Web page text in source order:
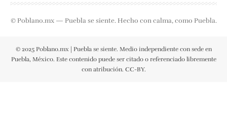
© Poblano.mx — Puebla se siente. Hecho con calma, como Puebla.
© 2025 Poblano.mx | Puebla se siente. Medio independiente con sede en
Puebla, México. Este contenido puede ser citado o referenciado libremente
con atribución. CC-BY.